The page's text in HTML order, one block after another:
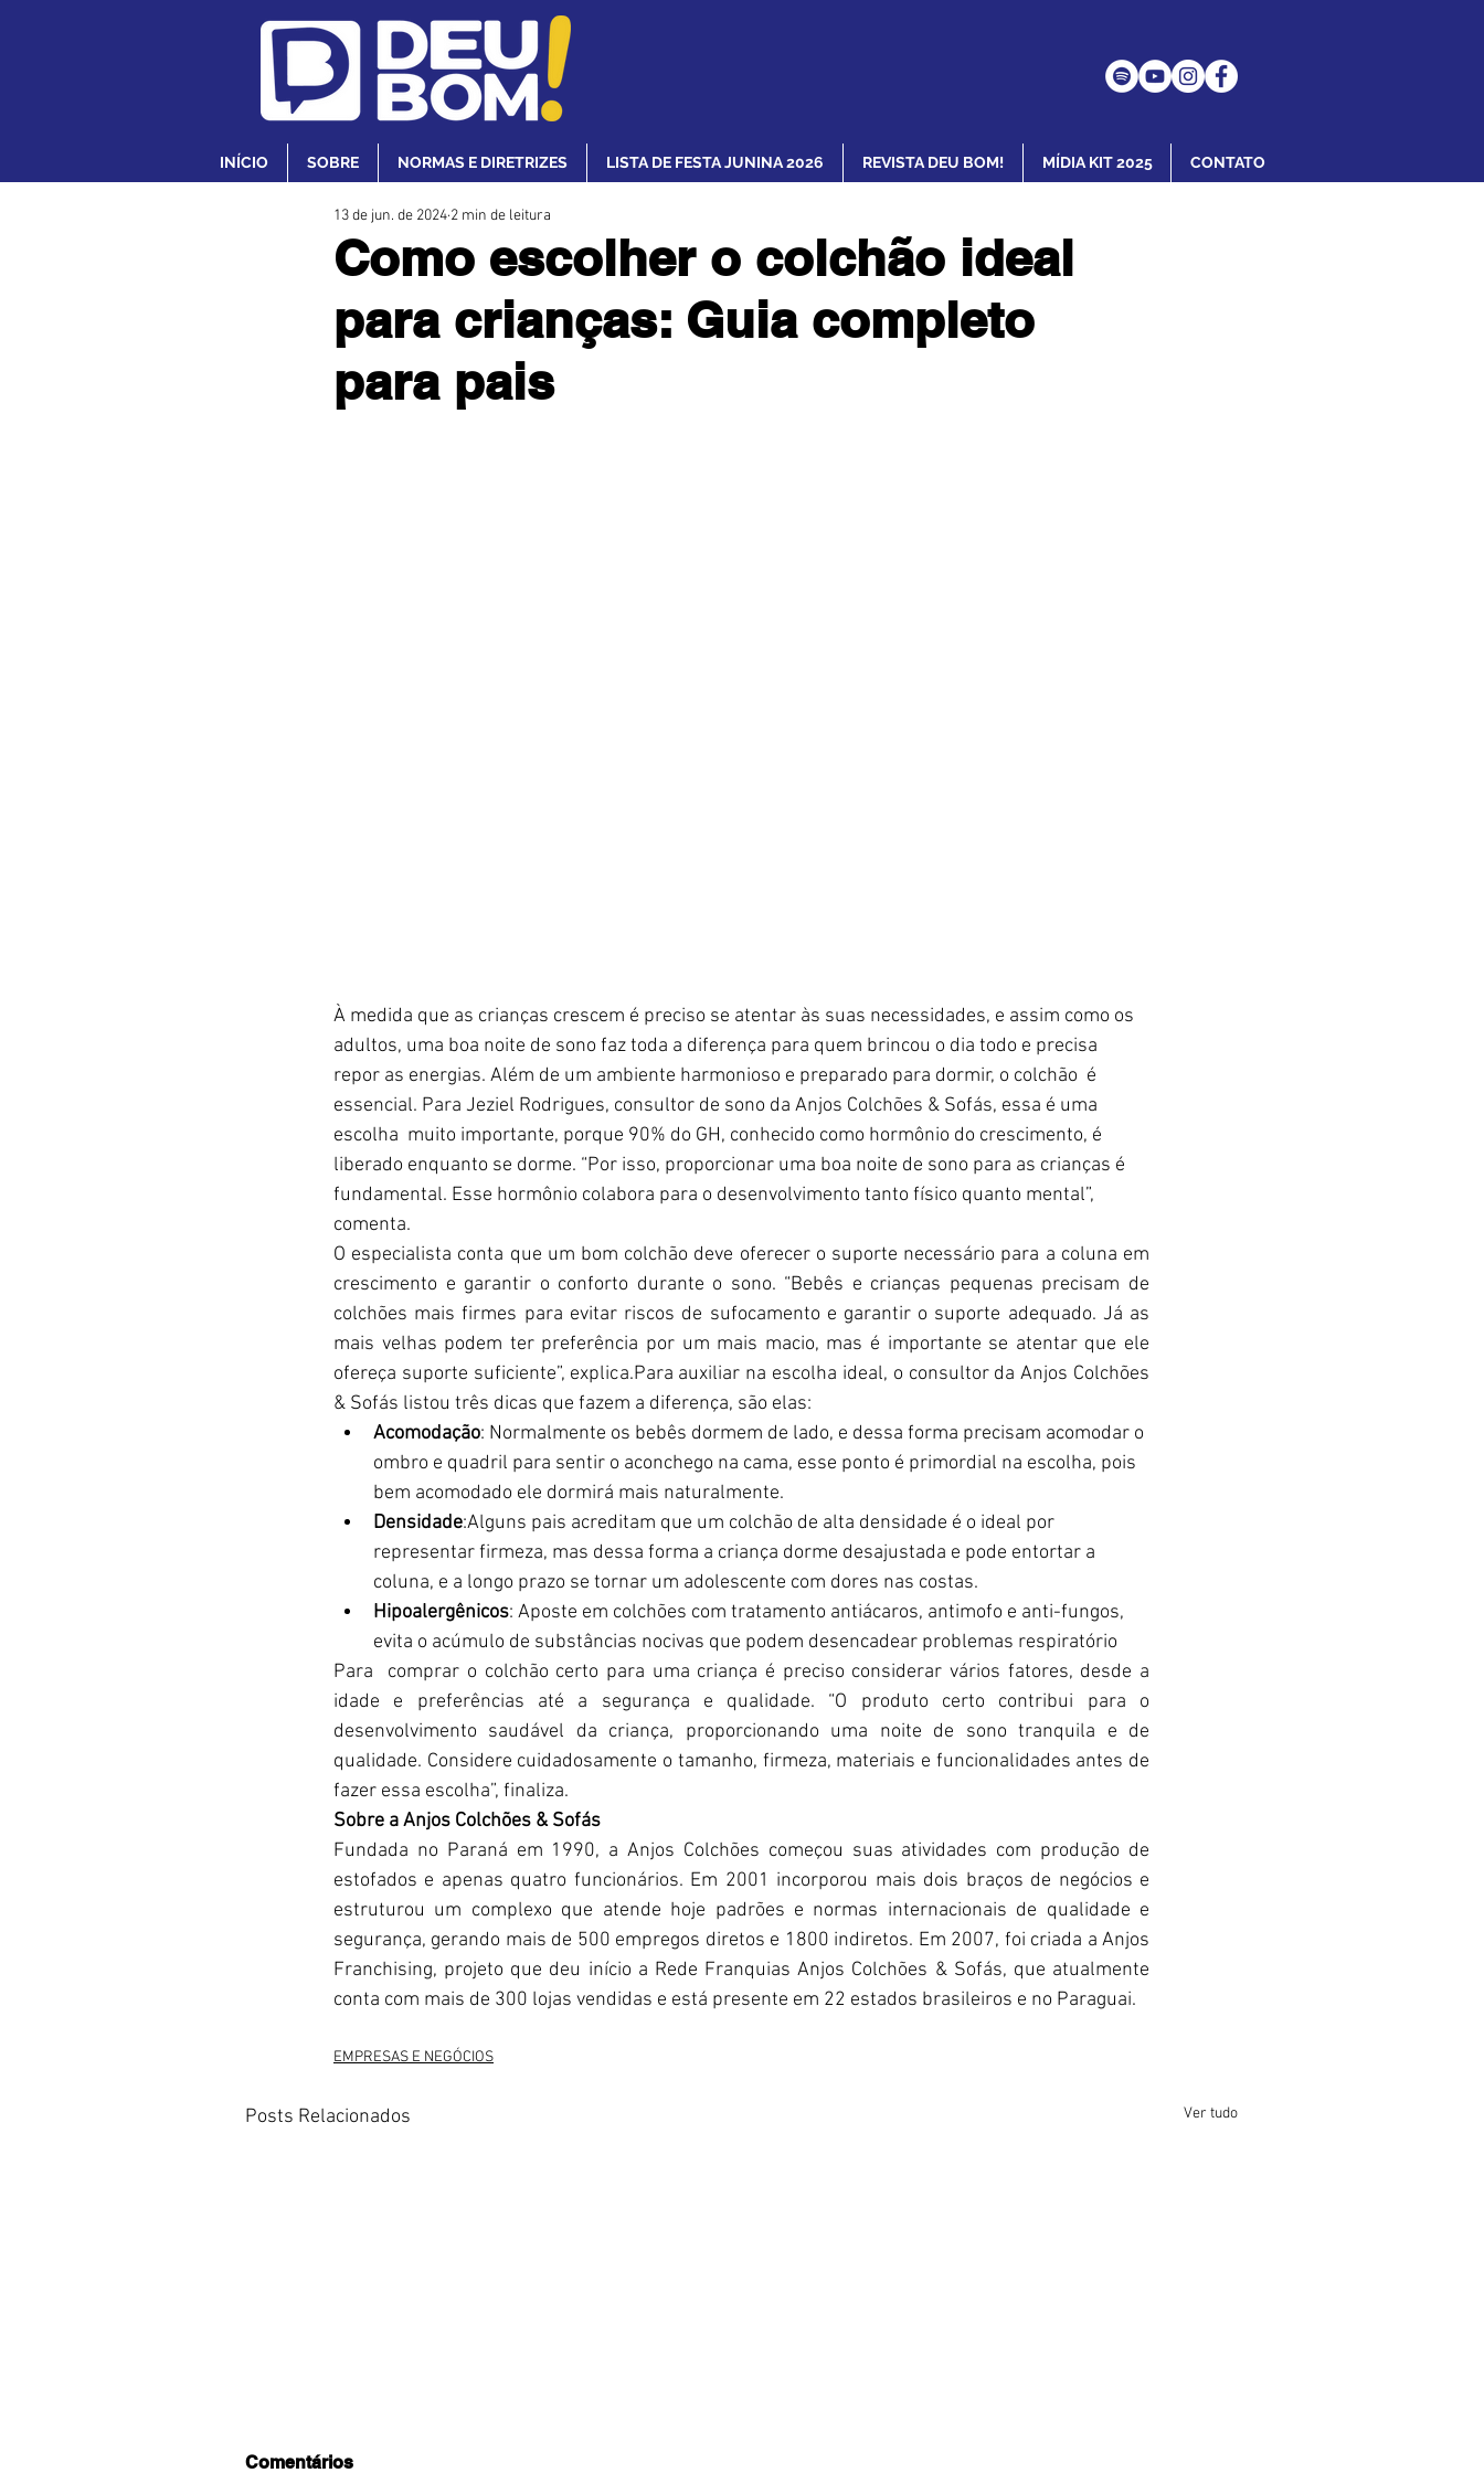
INÍCIO SOBRE NORMAS E DIRETRIZES LISTA DE FESTA JUNINA 2026 REVISTA DEU BOM! MÍDIA KIT 2025 CONTATO
Como escolher o colchão ideal
para crianças: Guia completo
para pais
13 de jun. de 2024 2 min de leitura
À medida que as crianças crescem é preciso se atentar às suas necessidades, e assim como os
adultos, uma boa noite de sono faz toda a diferença para quem brincou o dia todo e precisa
repor as energias. Além de um ambiente harmonioso e preparado para dormir, o colchão  é
essencial. Para Jeziel Rodrigues, consultor de sono da Anjos Colchões & Sofás, essa é uma
escolha  muito importante, porque 90% do GH, conhecido como hormônio do crescimento, é
liberado enquanto se dorme. “Por isso, proporcionar uma boa noite de sono para as crianças é
fundamental. Esse hormônio colabora para o desenvolvimento tanto físico quanto mental”,
comenta.
O especialista conta que um bom colchão deve oferecer o suporte necessário para a coluna em
crescimento e garantir o conforto durante o sono. “Bebês e crianças pequenas precisam de
colchões mais firmes para evitar riscos de sufocamento e garantir o suporte adequado. Já as
mais velhas podem ter preferência por um mais macio, mas é importante se atentar que ele
ofereça suporte suficiente”, explica.Para auxiliar na escolha ideal, o consultor da Anjos Colchões
& Sofás listou três dicas que fazem a diferença, são elas:
Acomodação: Normalmente os bebês dormem de lado, e dessa forma precisam acomodar o
ombro e quadril para sentir o aconchego na cama, esse ponto é primordial na escolha, pois
bem acomodado ele dormirá mais naturalmente.
Densidade:Alguns pais acreditam que um colchão de alta densidade é o ideal por
representar firmeza, mas dessa forma a criança dorme desajustada e pode entortar a
coluna, e a longo prazo se tornar um adolescente com dores nas costas.
Hipoalergênicos: Aposte em colchões com tratamento antiácaros, antimofo e anti-fungos,
evita o acúmulo de substâncias nocivas que podem desencadear problemas respiratório
Para  comprar o colchão certo para uma criança é preciso considerar vários fatores, desde a
idade e preferências até a segurança e qualidade. “O produto certo contribui para o
desenvolvimento saudável da criança, proporcionando uma noite de sono tranquila e de
qualidade. Considere cuidadosamente o tamanho, firmeza, materiais e funcionalidades antes de
fazer essa escolha”, finaliza.
Sobre a Anjos Colchões & Sofás
Fundada no Paraná em 1990, a Anjos Colchões começou suas atividades com produção de
estofados e apenas quatro funcionários. Em 2001 incorporou mais dois braços de negócios e
estruturou um complexo que atende hoje padrões e normas internacionais de qualidade e
segurança, gerando mais de 500 empregos diretos e 1800 indiretos. Em 2007, foi criada a Anjos
Franchising, projeto que deu início a Rede Franquias Anjos Colchões & Sofás, que atualmente
conta com mais de 300 lojas vendidas e está presente em 22 estados brasileiros e no Paraguai.
EMPRESAS E NEGÓCIOS
Posts Relacionados Ver tudo
Comentários